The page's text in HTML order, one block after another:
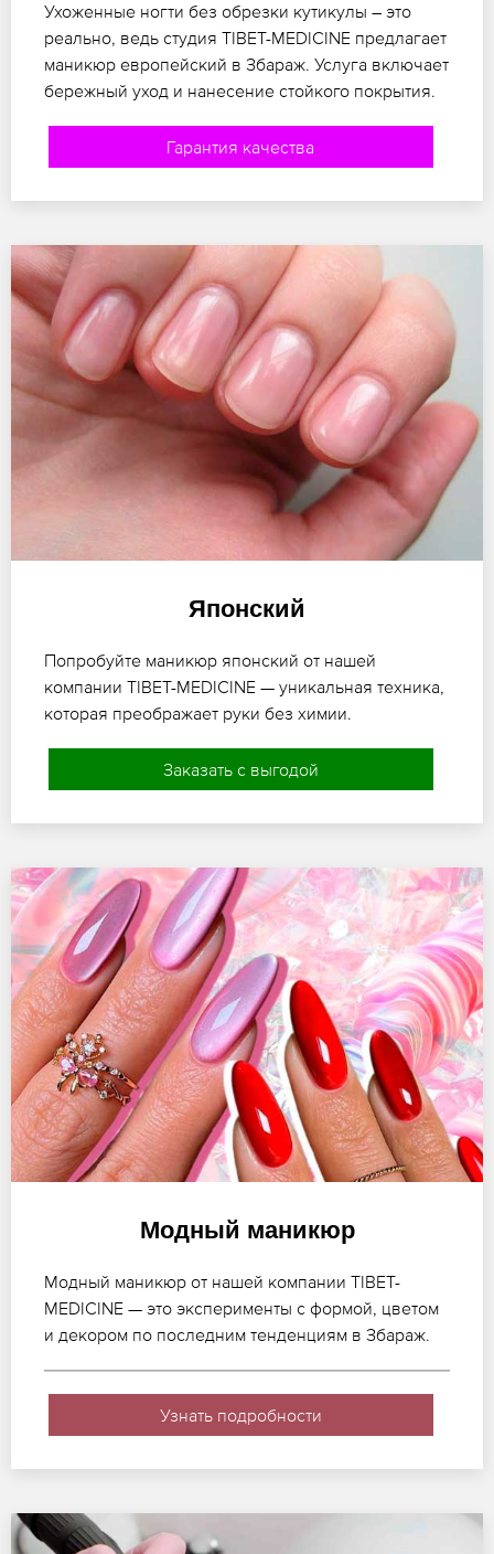
Ухоженные ногти без обрезки кутикулы – это
реально, ведь студия TIBET-MEDICINE предлагает
маникюр европейский в Збараж. Услуга включает
бережный уход и нанесение стойкого покрытия.
Гарантия качества
Японский
Попробуйте маникюр японский от нашей
компании TIBET-MEDICINE — уникальная техника,
которая преображает руки без химии.
Заказать с выгодой
Модный маникюр
Модный маникюр от нашей компании TIBET-
MEDICINE — это эксперименты с формой, цветом
и декором по последним тенденциям в Збараж.
Узнать подробности